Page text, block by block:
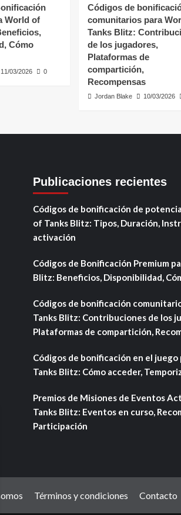
World of
Cómo
11/03/2026 0
Códigos de
comunitarios para
Tanks Blitz:
de los jugadores,
Plataformas de
compartición,
Recompensas
Jordan Blake 10/03/2026
Publicaciones recientes
Códigos de bonificación de
of Tanks Blitz: Tipos, Duración,
activación
Códigos de Bonificación Premium
Blitz: Beneficios, Disponibilidad,
Códigos de bonificación
Tanks Blitz: Contribuciones de los
Plataformas de compartición,
Códigos de bonificación en el
Tanks Blitz: Cómo acceder,
Premios de Misiones de Eventos
Tanks Blitz: Eventos en curso,
Participación
Términos y condiciones Contacto